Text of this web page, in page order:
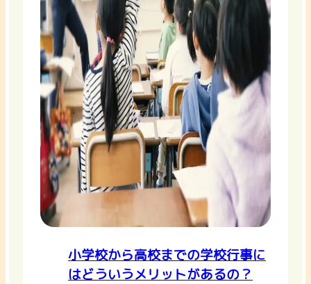
小学校から高校までの学校行事に
はどういうメリットがあるの？